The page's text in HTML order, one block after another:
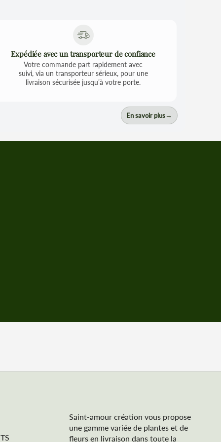
Expédiée avec un transporteur de confiance
Votre commande part rapidement avec
suivi, via un transporteur sérieux, pour une
livraison sécurisée jusqu’à votre porte.
En savoir plus→
Saint-amour création vous propose
une gamme variée de plantes et de
fleurs en livraison dans toute la